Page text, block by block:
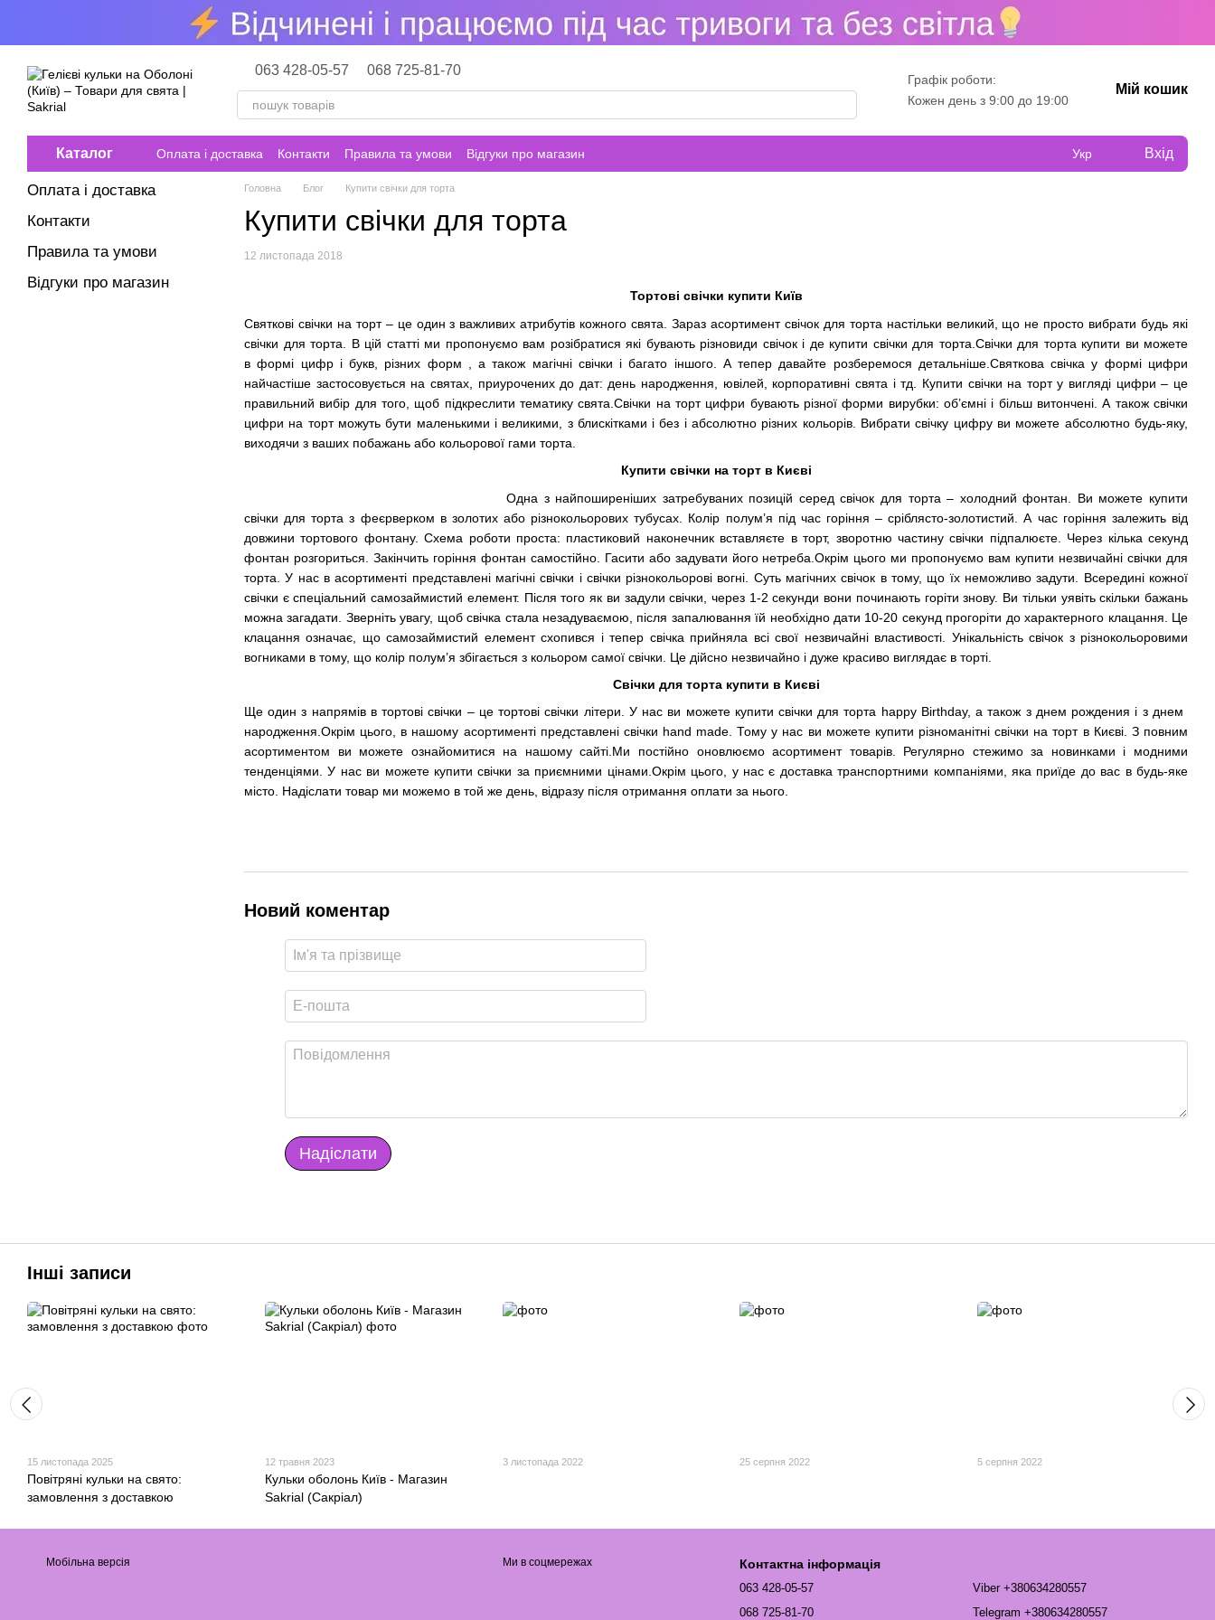
Перейти до основного контенту
063 428-05-57 068 725-81-70
Графік роботи:
Кожен день з 9:00 до 19:00
Мій кошик
Каталог Оплата і доставка Контакти Правила та умови Відгуки про магазин Укр Вхід
Головна Блог Купити свічки для торта
Купити свічки для торта
12 листопада 2018
Тортові свічки купити Київ
Святкові свічки на торт – це один з важливих атрибутів кожного свята. Зараз асортимент свічок для торта настільки великий, що не просто вибрати будь які
свічки для торта. В цій статті ми пропонуємо вам розібратися які бувають різновиди свічок і де купити свічки для торта.Свічки для торта купити ви можете
в формі цифр і букв, різних форм , а також магічні свічки і багато іншого. А тепер давайте розберемося детальніше.Святкова свічка у формі цифри
найчастіше застосовується на святах, приурочених до дат: день народження, ювілей, корпоративні свята і тд. Купити свічки на торт у вигляді цифри – це
правильний вибір для того, щоб підкреслити тематику свята.Свічки на торт цифри бувають різної форми вирубки: об’ємні і більш витончені. А також свічки
цифри на торт можуть бути маленькими і великими, з блискітками і без і абсолютно різних кольорів. Вибрати свічку цифру ви можете абсолютно будь-яку,
виходячи з ваших побажань або кольорової гами торта.
Купити свічки на торт в Києві
Одна з найпоширеніших затребуваних позицій серед свічок для торта – холодний фонтан. Ви можете купити
свічки для торта з феєрверком в золотих або різнокольорових тубусах. Колір полум’я під час горіння – сріблясто-золотистий. А час горіння залежить від
довжини тортового фонтану. Схема роботи проста: пластиковий наконечник вставляєте в торт, зворотню частину свічки підпалюєте. Через кілька секунд
фонтан розгориться. Закінчить горіння фонтан самостійно. Гасити або задувати його нетреба.Окрім цього ми пропонуємо вам купити незвичайні свічки для
торта. У нас в асортименті представлені магічні свічки і свічки різнокольорові вогні. Суть магічних свічок в тому, що їх неможливо задути. Всередині кожної
свічки є спеціальний самозаймистий елемент. Після того як ви задули свічки, через 1-2 секунди вони починають горіти знову. Ви тільки уявіть скільки бажань
можна загадати. Зверніть увагу, щоб свічка стала незадуваємою, після запалювання їй необхідно дати 10-20 секунд прогоріти до характерного клацання. Це
клацання означає, що самозаймистий елемент схопився і тепер свічка прийняла всі свої незвичайні властивості. Унікальність свічок з різнокольоровими
вогниками в тому, що колір полум’я збігається з кольором самої свічки. Це дійсно незвичайно і дуже красиво виглядає в торті.
Свічки для торта купити в Києві
Ще один з напрямів в тортові свічки – це тортові свічки літери. У нас ви можете купити свічки для торта happy Birthday, а також з днем ​​рождения і з днем ​​
народження.Окрім цього, в нашому асортименті представлені свічки hand made. Тому у нас ви можете купити різноманітні свічки на торт в Києві. З повним
асортиментом ви можете ознайомитися на нашому сайті.Ми постійно оновлюємо асортимент товарів. Регулярно стежимо за новинками і модними
тенденціями. У нас ви можете купити свічки за приємними цінами.Окрім цього, у нас є доставка транспортними компаніями, яка приїде до вас в будь-яке
місто. Надіслати товар ми можемо в той же день, відразу після отримання оплати за нього.
Новий коментар
Надіслати
Оплата і доставка
Контакти
Правила та умови
Відгуки про магазин
Інші записи
15 листопада 2025
Повітряні кульки на свято:
замовлення з доставкою
12 травня 2023
Кульки оболонь Київ - Магазин
Sakrial (Сакріал)
3 листопада 2022 25 серпня 2022 5 серпня 2022
Мобільна версія Ми в соцмережах Контактна інформація
063 428-05-57
068 725-81-70
Viber +380634280557
Telegram +380634280557